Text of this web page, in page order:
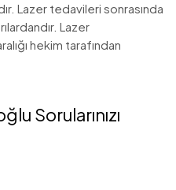
Lazer tedavileri sonrasında
Lazer
hekim tarafından
Sorularınızı